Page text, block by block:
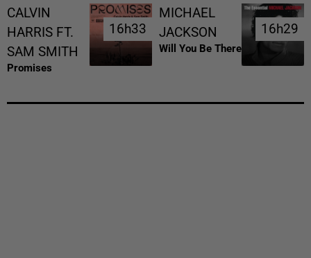
CALVIN
HARRIS FT.
SAM SMITH
Promises
16h33
16h33
MICHAEL
JACKSON
Will You Be There
16h29
16h29